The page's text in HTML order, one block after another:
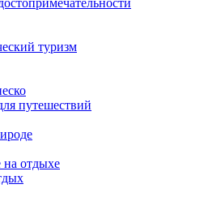
туризм
путешествий
отдыхе